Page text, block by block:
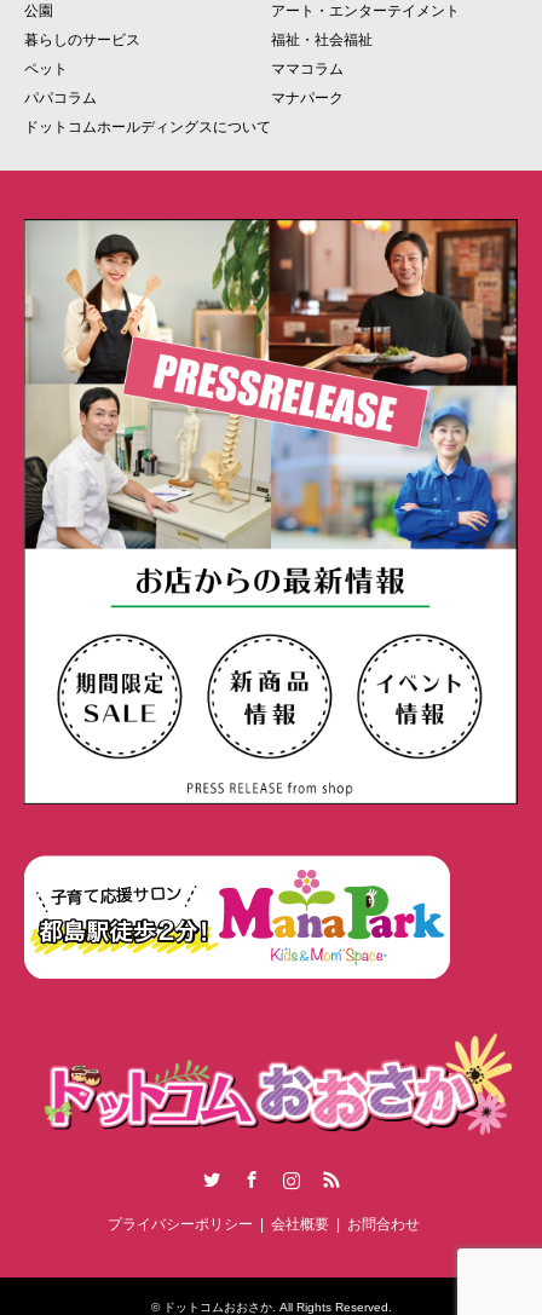
公園
アート・エンターテイメント
暮らしのサービス
福祉・社会福祉
ペット
ママコラム
パパコラム
マナパーク
ドットコムホールディングスについて
RSS
プライバシーポリシー 会社概要 お問合わせ
© ドットコムおおさか. All Rights Reserved.